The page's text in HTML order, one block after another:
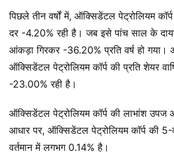
पिछले तीन वर्षों में, ऑक्सिडेंटल पेट्रोलियम कॉर्प
दर -4.20% रही है। जब इसे पांच साल के
आंकड़ा गिरकर -36.20% प्रति वर्ष हो
ऑक्सिडेंटल पेट्रोलियम कॉर्प की प्रति शेयर
-23.00% रही है।
ऑक्सिडेंटल पेट्रोलियम कॉर्प की लाभांश उपज
आधार पर, ऑक्सिडेंटल पेट्रोलियम कॉर्प की 5-
वर्तमान में लगभग 0.14% है।